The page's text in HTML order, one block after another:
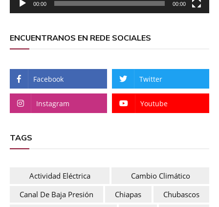
00:00 00:00
ENCUENTRANOS EN REDE SOCIALES
Facebook Twitter
Instagram Youtube
TAGS
Actividad Eléctrica
Cambio Climático
Canal De Baja Presión
Chiapas
Chubascos